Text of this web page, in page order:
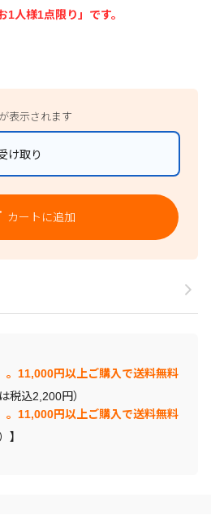
1人様1点限り」です。
表示されます
け取り
カートに追加
。11,000円以上ご購入で送料無料
税込2,200円）
。11,000円以上ご購入で送料無料
】